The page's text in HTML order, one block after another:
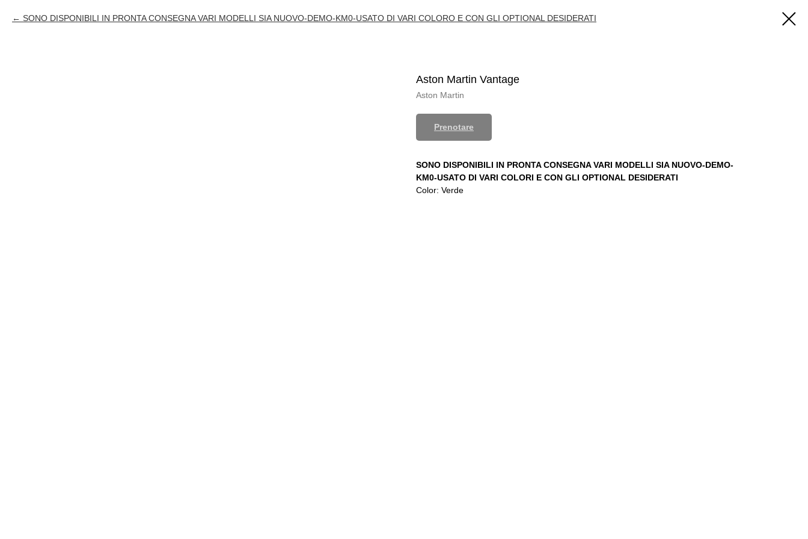
SONO DISPONIBILI IN PRONTA CONSEGNA VARI MODELLI SIA NUOVO-DEMO-KM0-USATO DI VARI COLORO E CON GLI OPTIONAL DESIDERATI
Aston Martin Vantage
Aston Martin
Prenotare
SONO DISPONIBILI IN PRONTA CONSEGNA VARI MODELLI SIA NUOVO-DEMO-
KM0-USATO DI VARI COLORI E CON GLI OPTIONAL DESIDERATI
Color: Verde